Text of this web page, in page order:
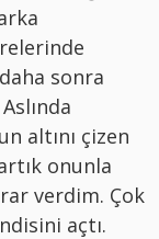
sonra
altını çizen
onunla
verdim. Çok
açtı.